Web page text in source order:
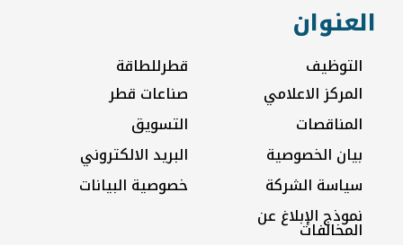
العنوان
التوظيف
المركز الاعلامي
المناقصات
بيان الخصوصية
سياسة الشركة
نموذج الإبلاغ عن
المخالفات
قطرللطاقة
صناعات قطر
التسويق
البريد الالكتروني
خصوصية البيانات